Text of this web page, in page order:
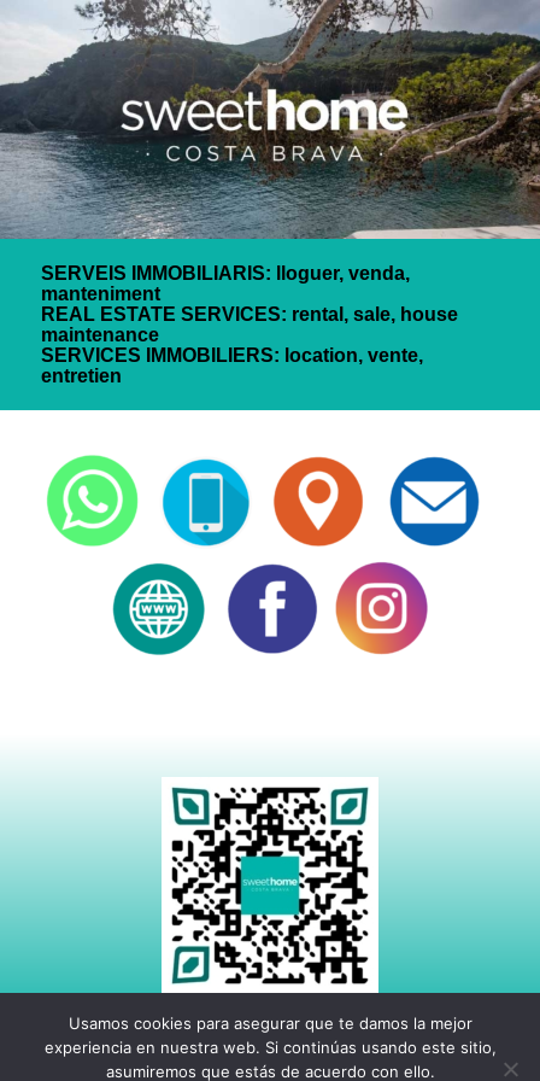
SERVEIS IMMOBILIARIS: lloguer, venda,
manteniment
REAL ESTATE SERVICES: rental, sale, house
maintenance
SERVICES IMMOBILIERS: location, vente,
entretien
Usamos cookies para asegurar que te damos la mejor
experiencia en nuestra web. Si continúas usando este sitio,
asumiremos que estás de acuerdo con ello.